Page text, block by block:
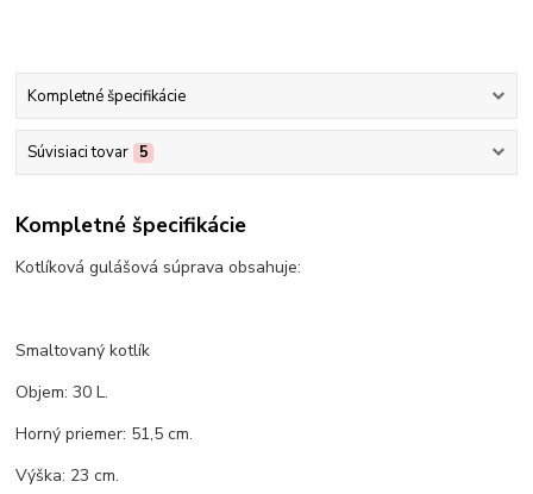
Kompletné špecifikácie
Súvisiaci tovar 5
Kompletné špecifikácie
Kotlíková gulášová súprava obsahuje:
Smaltovaný kotlík
Objem: 30 L.
Horný priemer: 51,5 cm.
Výška: 23 cm.